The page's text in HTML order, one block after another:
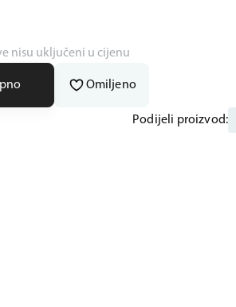
nisu uključeni u cijenu
Omiljeno
Podijeli proizvod: